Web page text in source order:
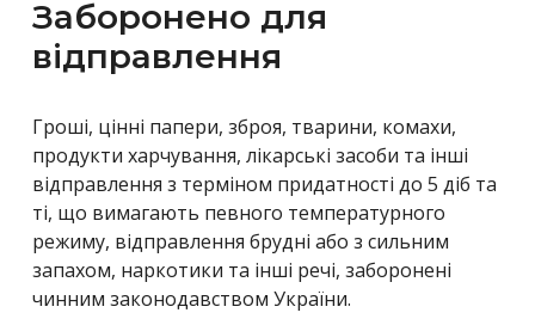
Заборонено для
відправлення
Гроші, цінні папери, зброя, тварини, комахи,
продукти харчування, лікарські засоби та інші
відправлення з терміном придатності до 5 діб та
ті, що вимагають певного температурного
режиму, відправлення брудні або з сильним
запахом, наркотики та інші речі, заборонені
чинним законодавством України.